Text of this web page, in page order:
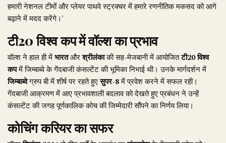
हमारी नेशनल टीमों और प्लेयर पाथवे स्ट्रक्चर में हमारे रणनीतिक मकसद को आगे
बढ़ाने में मदद करेंगे।'
टी20 विश्व कप में वॉल्श का प्रभाव
वॉल्श ने हाल ही मेंभारतऔरश्रीलंकाकी सह-मेजबानी में आयोजितटी20 विश्व
कपमें जिम्बाब्वे के गेंदबाजी कंसल्टेंट की भूमिका निभाई थी। उनके मार्गदर्शन में
जिम्बाब्वेग्रुप बी में शीर्ष पर रहते हुएसुपर-8में प्रवेश करने में सफल रही।
गेंदबाजी आक्रमण में आए प्रभावशाली बदलाव को देखते हुए प्रबंधन ने उन्हें
कंसल्टेंट की जगह पूर्णकालिक कोच की जिम्मेदारी सौंपने का निर्णय लिया।
कोचिंग करियर का सफर